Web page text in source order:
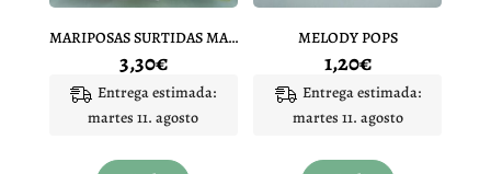
MARIPOSAS SURTIDAS MARSHMALLOW 10 UNIDADES
3,30€
Entrega estimada:
martes 11. agosto
MELODY POPS
1,20€
Entrega estimada:
martes 11. agosto